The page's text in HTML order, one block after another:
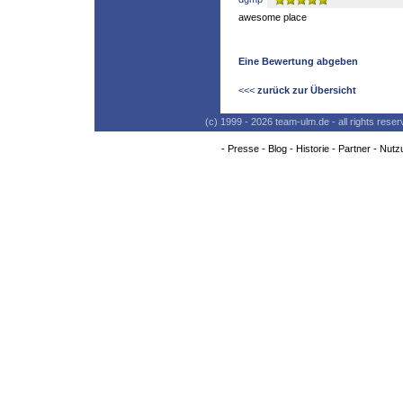
awesome place
Eine Bewertung abgeben
<<< zurück zur Übersicht
(c) 1999 - 2026 team-ulm.de - all rights
- Presse- Blog- Historie- Partner-